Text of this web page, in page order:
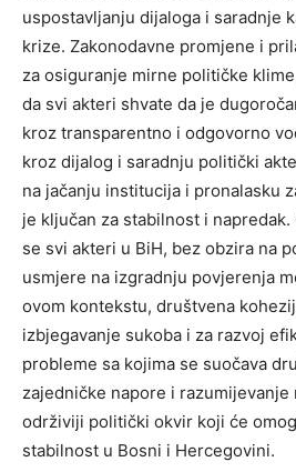
uspostavljanju dijaloga i saradnje
krize. Zakonodavne promjene i
za osiguranje mirne političke
da svi akteri shvate da je
kroz transparentno i odgovorno
kroz dijalog i saradnju politički
na jačanju institucija i pronalasku
je ključan za stabilnost i napredak.
se svi akteri u BiH, bez obzira na
usmjere na izgradnju povjerenja
ovom kontekstu, društvena
izbjegavanje sukoba i za razvoj
probleme sa kojima se suočava
zajedničke napore i
održiviji politički okvir koji će
stabilnost u Bosni i Hercegovini.